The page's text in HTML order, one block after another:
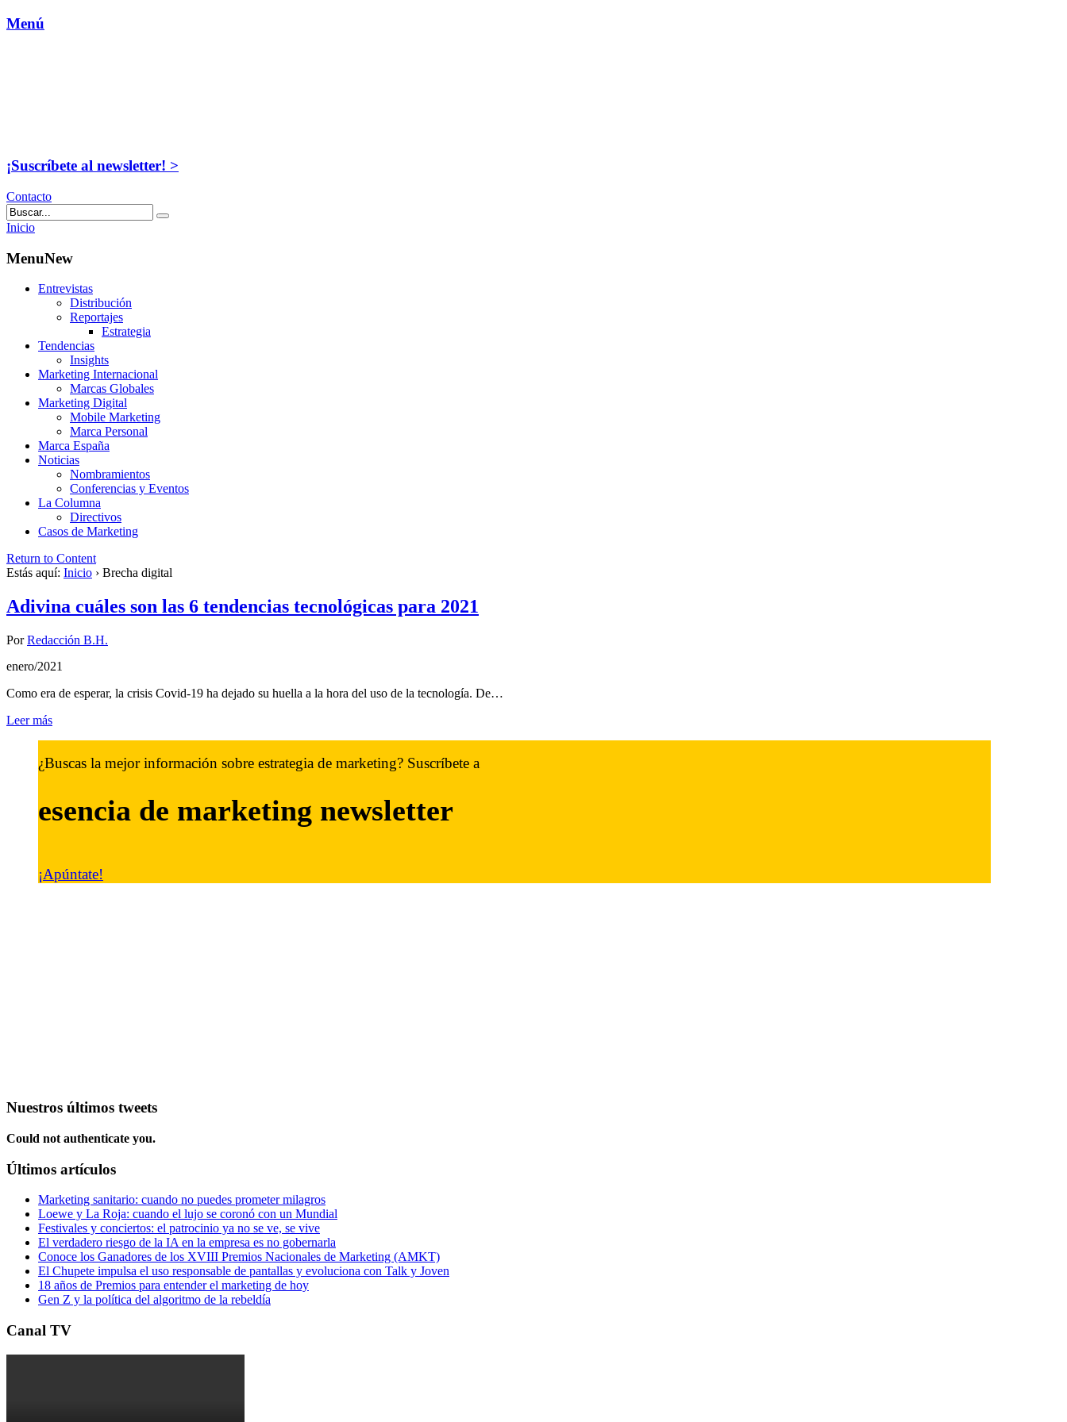
Menú
¡Suscríbete al newsletter! >
Contacto
Inicio
MenuNew
Entrevistas
Distribución
Reportajes
Estrategia
Tendencias
Insights
Marketing Internacional
Marcas Globales
Marketing Digital
Mobile Marketing
Marca Personal
Marca España
Noticias
Nombramientos
Conferencias y Eventos
La Columna
Directivos
Casos de Marketing
Return to Content
Estás aquí: Inicio › Brecha digital
Adivina cuáles son las 6 tendencias tecnológicas para 2021
PorRedacción B.H.
enero/2021
Como era de esperar, la crisis Covid-19 ha dejado su huella a la hora del uso de la tecnología. De…
Leer más
¿Buscas la mejor información sobre estrategia de marketing? Suscríbete a
esencia de marketing newsletter
¡Apúntate!
Nuestros últimos tweets
Could not authenticate you.
Últimos artículos
Marketing sanitario: cuando no puedes prometer milagros
Loewe y La Roja: cuando el lujo se coronó con un Mundial
Festivales y conciertos: el patrocinio ya no se ve, se vive
El verdadero riesgo de la IA en la empresa es no gobernarla
Conoce los Ganadores de los XVIII Premios Nacionales de Marketing (AMKT)
El Chupete impulsa el uso responsable de pantallas y evoluciona con Talk y Joven
18 años de Premios para entender el marketing de hoy
Gen Z y la política del algoritmo de la rebeldía
Canal TV